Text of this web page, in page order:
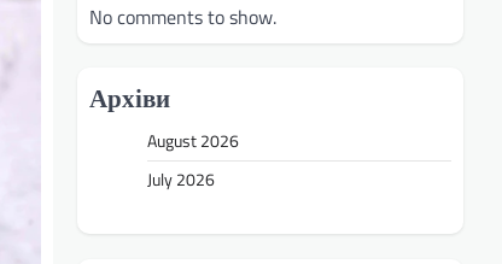
No comments to show.
Архіви
August 2026
July 2026